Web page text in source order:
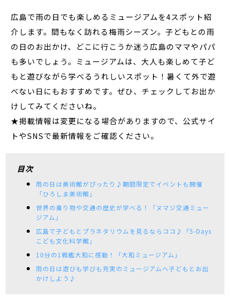
広島で雨の日でも楽しめるミュージアムを4スポット紹
介します。間もなく訪れる梅雨シーズン。子どもとの雨
の日のお出かけ、どこに行こうか迷う広島のママやパパ
も多いでしょう。ミュージアムは、大人も楽しめて子ど
もと遊びながら学べるうれしいスポット！暑くて外で遊
べない日にもおすすめです。ぜひ、チェックしてお出か
けしてみてくださいね。
★掲載情報は変更になる場合がありますので、公式サイ
トやSNSで最新情報をご確認ください。
目次
雨の日は美術館がぴったり♪期間限定でイベントも開催
「ひろしま美術館」
世界の乗り物や交通の歴史が学べる！「ヌマジ交通ミュー
ジアム」
広島で子どもとプラネタリウムを見るならココ♪「5-Days
こども文化科学館」
10分の1戦艦大和に感動！「大和ミュージアム」
雨の日は遊びも学びも充実のミュージアムへ子どもとお出
かけしよう♪